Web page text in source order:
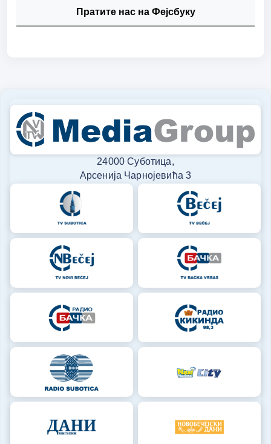
Пратите нас на Фејсбуку
24000 Суботица,
Арсенија Чарнојевића 3